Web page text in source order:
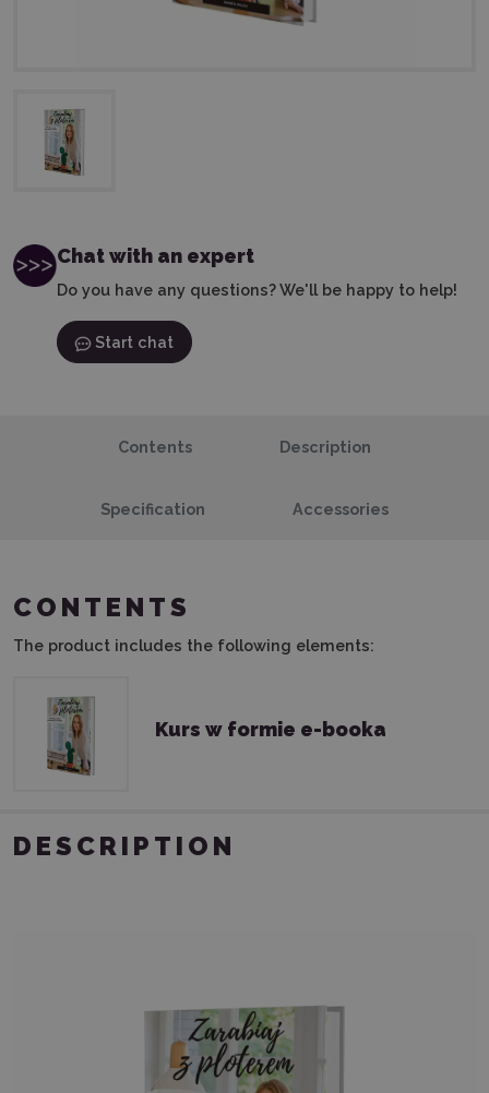
Chat with an expert
Do you have any questions? We'll be happy to help!
Start chat
Contents Description
Specification Accessories
CONTENTS
The product includes the following elements:
Kurs w formie e-booka
DESCRIPTION